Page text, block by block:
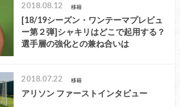
2018.08.12 移籍
[18/19シーズン・ワンテーマプレビュ
ー第２弾]シャキリはどこで起用する？
選手層の強化との兼ね合いは
2018.07.22 移籍
アリソン ファーストインタビュー